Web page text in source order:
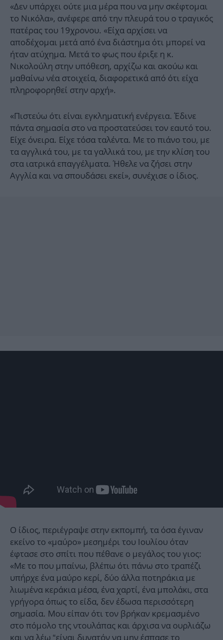
«Δεν υπάρχει ούτε μια μέρα που να μην σκέφτομαι
το Νικόλα», ανέφερε από την πλευρά του ο τραγικός
πατέρας του 19χρονου. «Είχα αρχίσει να
αποδέχομαι μετά από ένα διάστημα ότι μπορεί να
ήταν ατύχημα. Μετά το φως που έριξε η κ.
Νικολούλη στην υπόθεση, αρχίζω και ακούω και
μαθαίνω νέα στοιχεία, διαφορετικά από ότι είχα
πληροφορηθεί στην αρχή».
«Πιστεύω ότι είναι εγκληματική ενέργεια. Έδινε
πάντα σημασία στο να προστατεύσει τον εαυτό του.
Είχε όνειρα. Είχε τόσα ταλέντα. Με το πιάνο του, με
τα αγγλικά του, με τα γαλλικά του, με την κλίση του
στα ιατρικά επαγγέλματα. Ήθελε να ζήσει στην
Αγγλία και να σπουδάσει εκεί», συνέχισε ο ίδιος.
Ο ίδιος, περιέγραψε στην εκπομπή, τα όσα έγιναν
εκείνο το «μαύρο» μεσημέρι του Ιουλίου όταν
έφτασε στο σπίτι που πέθανε ο μεγάλος του γιος:
«Με το που μπαίνω, βλέπω ότι πάνω στο τραπέζι
υπήρχε ένα μαύρο κερί, δύο άλλα ποτηράκια με
λιωμένα κεράκια μέσα, ένα χαρτί, ένα μπολάκι, στα
γρήγορα όπως το είδα, δεν έδωσα περισσότερη
σημασία. Μου είπαν ότι τον βρήκαν κρεμασμένο
στο πόμολο της ντουλάπας και άρχισα να ουρλιάζω
και να λέω “είναι δυνατόν να μην έσπασε το